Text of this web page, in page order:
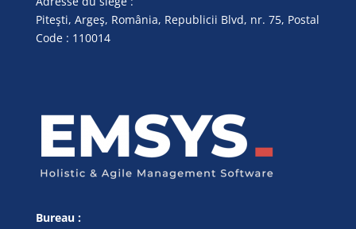
Piteşti, Argeş, România, Republicii Blvd, nr. 75, Postal
Code : 110014
Bureau :